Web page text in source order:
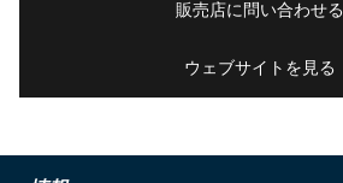
販売店に問い合わせる
ウェブサイトを見る